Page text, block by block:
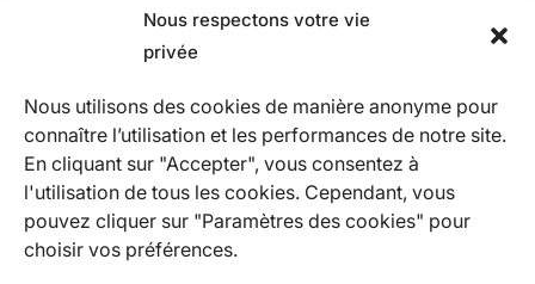
Nous respectons votre vie
privée
Nous utilisons des cookies de manière anonyme pour
connaître l’utilisation et les performances de notre site.
En cliquant sur "Accepter", vous consentez à
l'utilisation de tous les cookies. Cependant, vous
pouvez cliquer sur "Paramètres des cookies" pour
choisir vos préférences.
Notre histoire/Our story
Nos valeurs/ Our values
Actualités/News
Infos
Nous contacter/Contact us
Devenir fournisseur/Becoming a supplier